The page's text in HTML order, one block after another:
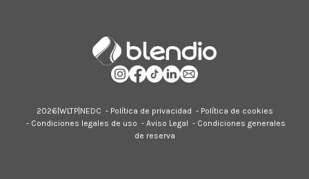
2026| WLTP| NEDC - Política de privacidad - Política de cookies
- Condiciones legales de uso - Aviso Legal - Condiciones generales
de reserva